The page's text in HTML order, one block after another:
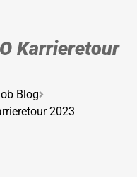
Karrieretour
Blog
2023